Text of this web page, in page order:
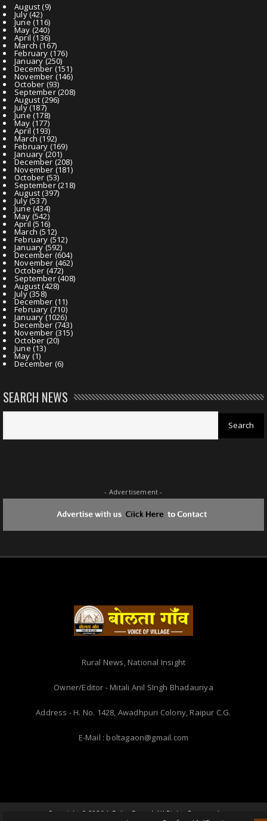
August(9)
July(42)
June(116)
May (240)
April (136)
March (167)
February (176)
January(250)
December (151)
November (146)
October (93)
September(208)
August(296)
July(187)
June(178)
May (177)
April (193)
March (192)
February (169)
January(201)
December (208)
November (181)
October (53)
September(218)
August(397)
July(537)
June(434)
May (542)
April (516)
March (512)
February (512)
January(592)
December (604)
November (462)
October (472)
September(408)
August(428)
July(358)
December (11)
February (710)
January(1026)
December (743)
November (315)
October (20)
June (13)
May (1)
December (6)
SEARCH NEWS
- Advertisement -
Rural News, National Insight
Owner/Editor - Mitali Anil SIngh Bhadauriya
Address - H. No. 1428, Awadhpuri Colony, Raipur C.G.
E-Mail : boltagaon@gmail.com
Copyright ©2026 | Bolta Gaon | All Rights Reserved